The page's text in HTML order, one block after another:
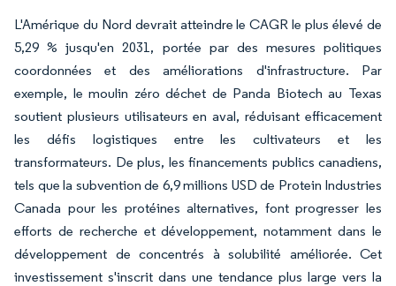
L'Amérique du Nord devrait atteindre le CAGR le plus élevé de
5,29 % jusqu'en 2031, portée par des mesures politiques
coordonnées et des améliorations d'infrastructure. Par
exemple, le moulin zéro déchet de Panda Biotech au Texas
soutient plusieurs utilisateurs en aval, réduisant efficacement
les défis logistiques entre les cultivateurs et les
transformateurs. De plus, les financements publics canadiens,
tels que la subvention de 6,9 millions USD de Protein Industries
Canada pour les protéines alternatives, font progresser les
efforts de recherche et développement, notamment dans le
développement de concentrés à solubilité améliorée. Cet
investissement s'inscrit dans une tendance plus large vers la